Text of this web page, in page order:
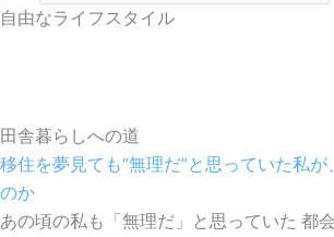
自由なライフスタイル
田舎暮らしへの道
移住を夢見ても“無理だ”と思っていた私
のか
あの頃の私も「無理だ」と思っていた 都